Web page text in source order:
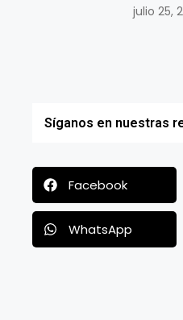
julio 25,
Síganos en nuestras
Facebook
WhatsApp